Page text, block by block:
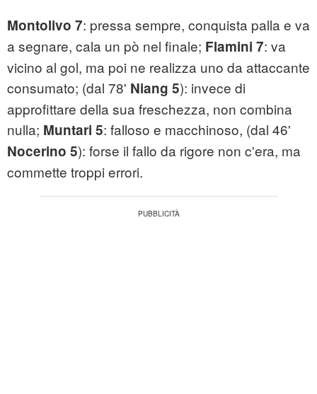
Montolivo 7: pressa sempre, conquista palla e va
a segnare, cala un pò nel finale; Flamini 7: va
vicino al gol, ma poi ne realizza uno da attaccante
consumato; (dal 78' Niang 5): invece di
approfittare della sua freschezza, non combina
nulla; Muntari 5: falloso e macchinoso, (dal 46'
Nocerino 5): forse il fallo da rigore non c'era, ma
commette troppi errori.